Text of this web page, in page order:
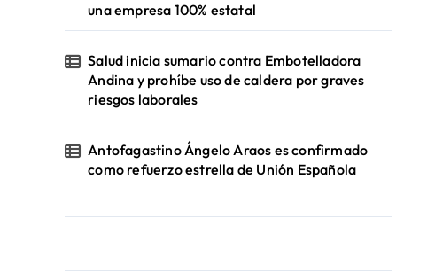
una empresa 100% estatal
Salud inicia sumario contra Embotelladora
Andina y prohíbe uso de caldera por graves
riesgos laborales
Antofagastino Ángelo Araos es confirmado
como refuerzo estrella de Unión Española